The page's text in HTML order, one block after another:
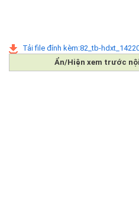
Tải file đính kèm:82_tb-
Ẩn/Hiện xem trước